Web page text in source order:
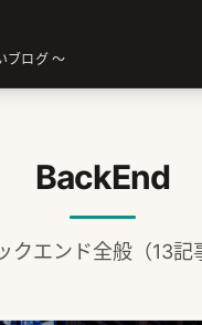
ブログ ～
BackEnd
クエンド全般（13記